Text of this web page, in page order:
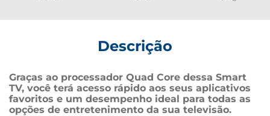
Descrição
Graças ao processador Quad Core dessa Smart
TV, você terá acesso rápido aos seus aplicativos
favoritos e um desempenho ideal para todas as
opções de entretenimento da sua televisão.